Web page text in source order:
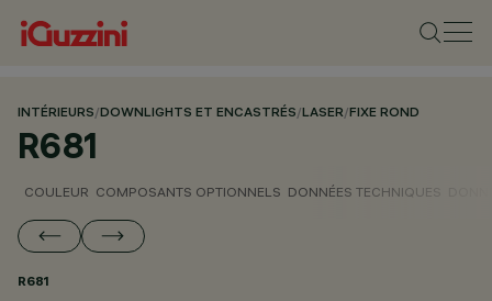
INTÉRIEURS/DOWNLIGHTS ET ENCASTRÉS/LASER/FIXE ROND
R681
COULEUR COMPOSANTS OPTIONNELS DONNÉES TECHNIQUES
R681